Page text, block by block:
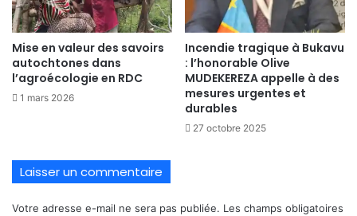
Mise en valeur des savoirs
autochtones dans
l’agroécologie en RDC
1 mars 2026
Incendie tragique à Bukavu
: l’honorable Olive
MUDEKEREZA appelle à des
mesures urgentes et
durables
27 octobre 2025
Laisser un commentaire
Votre adresse e-mail ne sera pas publiée. Les champs obligatoires